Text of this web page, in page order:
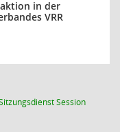
in der
VRR
Session(Wird in